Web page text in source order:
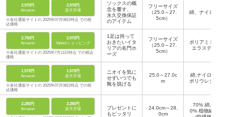
2,970円
Amazon
2,970円
楽天市場
※各社通販サイトの 2025年07月08日時点 での税
込価格
ソックスの概
念を覆す、
永久交換保証
のアイテム
フリーサイズ
（25.0～27.
5cm）
綿、ナイロン
2,750円
Amazon
2,970円
Yahoo!ショッピング
※各社通販サイトの 2025年7月11日時点 での税込
価格
1足は持って
おきたいイタ
リアの名門ホ
ーズ
フリーサイズ
（25.0～27.
5cm）
ポリアミド、
エラステン
1,573円
Amazon
1,573円
楽天市場
※各社通販サイトの 2025年07月08日時点 での税
込価格
ニオイを気に
せずいつでも
靴を脱げる
25.0～27.0c
m
綿,ナイロン,
ポリウレタン
2,280円
Amazon
2,280円
楽天市場
プレゼントに
もピッタリ
24.0cm～28.
0cm
70% 綿, 3
0% 植物繊維